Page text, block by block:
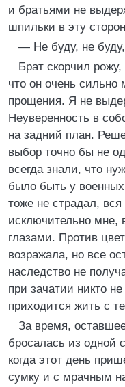
и братьями не
шпильки в эту
— Не буду, не
Брат скорчил
что он очень сильно
прощения. Я не
Неуверенность в
на задний план.
выбор точно бы не
всегда знали, что
было быть у
тоже не страдал,
исключительно мне,
глазами. Против
возражала, но все
наследство не
при зачатии никто
приходится жить с
За время,
бросалась из одной
когда этот день
сумку и с мрачным